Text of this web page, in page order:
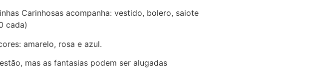
Carinhosas acompanha: vestido, bolero, saiote
cada)
amarelo, rosa e azul.
mas as fantasias podem ser alugadas